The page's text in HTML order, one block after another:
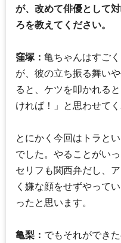
が、改めて俳優として
ろを教えてください。
窪塚： 亀ちゃんはすご
が、彼の立ち振る舞い
ると、ケツを叩かれる
ければ！」と思わせて
とにかく今回はトラと
でした。やることがい
セリフも関西弁だし、
く嫌な顔をせずやって
ったと思います。
亀梨： でもそれができ